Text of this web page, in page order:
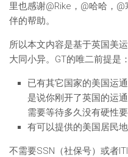
里也感谢@Rike，@哈哈，
伴的帮助。
所以本文内容是基于英国美
大同小异。GT的唯二前提是：
已有其它国家的美国运
是说你刚开了英国的运
需要等待多久没有硬性
有可以提供的美国居民
不需要SSN（社保号）或者